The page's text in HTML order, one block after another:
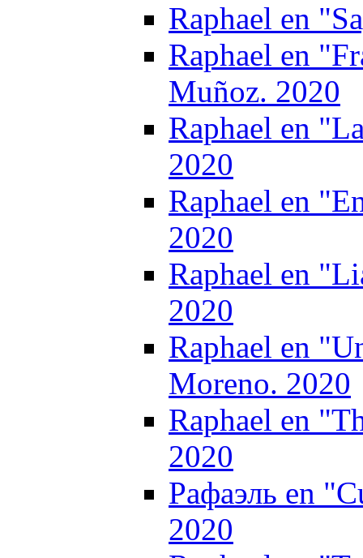
Raphael en
Raphael en
Muñoz. 2020
Raphael en
2020
Raphael en
2020
Raphael en
2020
Raphael en
Moreno. 2020
Raphael en
2020
Рафаэль en
2020